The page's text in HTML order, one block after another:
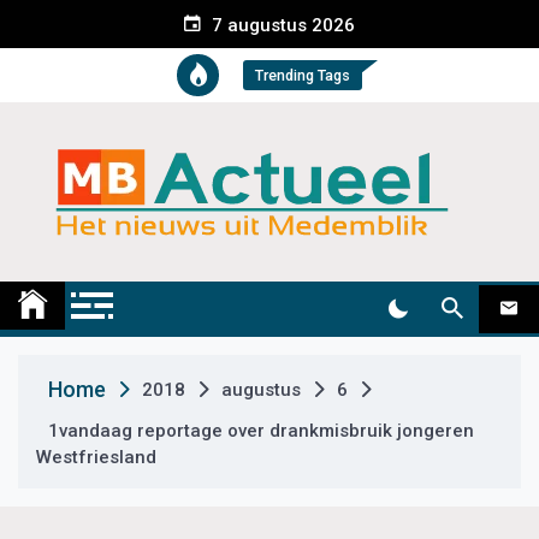
e
t
7 augustus 2026
Trending Tags
Medemblik Actueel
Home 2018 augustus
6
1vandaag reportage over drankmisbruik jongeren
Westfriesland